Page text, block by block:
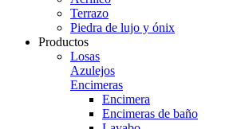
Terrazo
Piedra de lujo y ónix
Productos
Losas
Azulejos
Encimeras
Encimera
Encimeras de baño